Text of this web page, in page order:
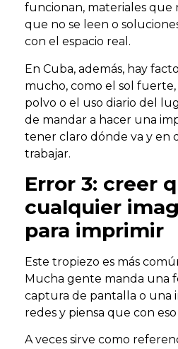
funcionan, materiales que
que no se leen o
con el espacio real.
En Cuba, además, hay
mucho, como el sol fuerte,
polvo o el uso diario del
de mandar a hacer una
tener claro dónde va y en
trabajar.
Error 3: creer
cualquier
para imprimir
Este tropiezo es más
Mucha gente manda una
captura de pantalla o una
redes y piensa que con eso
A veces sirve como